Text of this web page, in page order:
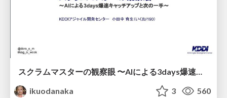
スクラムマスターの観察眼 〜AIによる3days爆速キャッチアップと次の一手〜/The Scrum Master's Insight: Lightning-Fast 3-Day Catch-Up with AI and the Next Move
ikuodanaka
3 560